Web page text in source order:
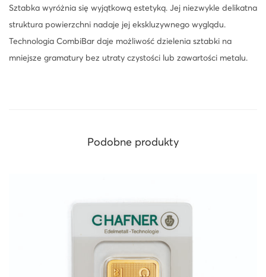
Sztabka wyróżnia się wyjątkową estetyką. Jej niezwykle delikatna
struktura powierzchni nadaje jej ekskluzywnego wyglądu.
Technologia CombiBar daje możliwość dzielenia sztabki na
mniejsze gramatury bez utraty czystości lub zawartości metalu.
Podobne produkty